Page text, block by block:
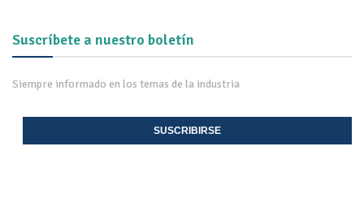
Suscríbete a nuestro boletín
Siempre informado en los temas de la industria
SUSCRIBIRSE